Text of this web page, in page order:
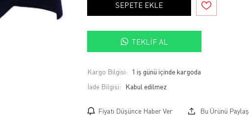
SEPETE EKLE
TEKLIF AL
Kargo Bilgisi:
1 iş günü içinde kargoda
İade Bilgisi:
Fiyatı Düşünce Haber Ver Bu Ürünü Paylaş